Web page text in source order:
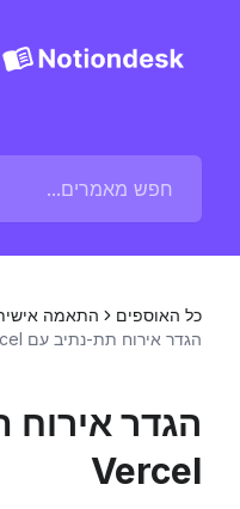
צור קשר
כל האוספים התאמה
הגדר אירוח תת-נתיב עם Vercel
הגדר
Vercel